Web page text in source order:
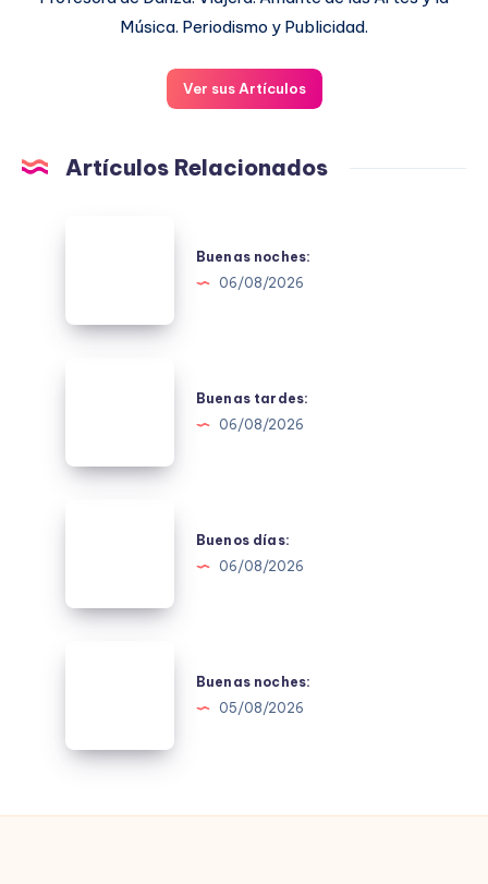
Música. Periodismo y Publicidad.
Ver sus Artículos
Artículos Relacionados
Buenas noches:
06/08/2026
Buenas tardes:
06/08/2026
Buenos días:
06/08/2026
Buenas noches:
05/08/2026